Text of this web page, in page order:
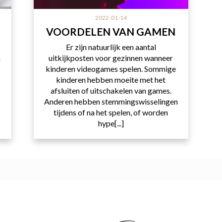
2022-01-14
VOORDELEN VAN GAMEN
Er zijn natuurlijk een aantal
uitkijkposten voor gezinnen wanneer
kinderen videogames spelen. Sommige
kinderen hebben moeite met het
afsluiten of uitschakelen van games.
Anderen hebben stemmingswisselingen
tijdens of na het spelen, of worden
hype[...]